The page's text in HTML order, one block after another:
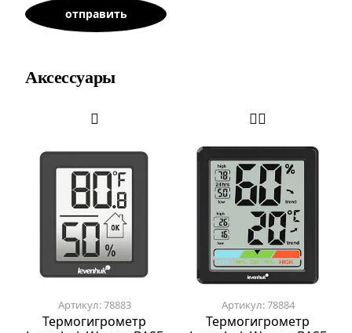
Аксессуары
Артикул: 78883
Термогигрометр
Артикул: 78884
Термогигрометр